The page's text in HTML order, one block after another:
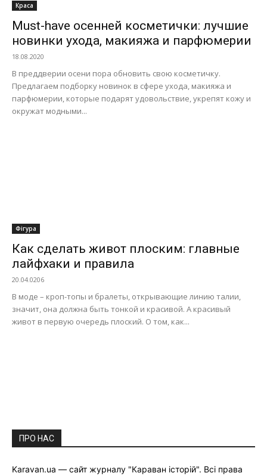
Краса
Must-have осенней косметички: лучшие
новинки ухода, макияжа и парфюмерии
18.08.2020
В преддверии осени пора обновить свою косметичку.
Предлагаем подборку новинок в сфере ухода, макияжа и
парфюмерии, которые подарят удовольствие, укрепят кожу и
окружат модными...
Фігура
Как сделать живот плоским: главные
лайфхаки и правила
20.04.0206
В моде – кроп-топы и бралеты, открывающие линию талии,
значит, она должна быть тонкой и красивой. А красивый
живот в первую очередь плоский. О том, как...
ПРО НАС
Karavan.ua — сайт журналу "Караван історій". Всі права